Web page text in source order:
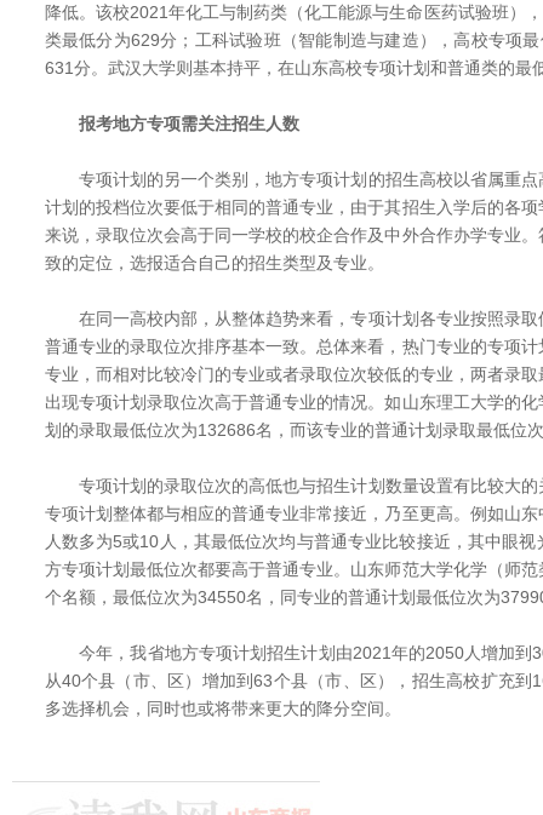
降低。该校2021年化工与制药类（化工能源与生命医药试验班）
类最低分为629分；工科试验班（智能制造与建造），高校专项
631分。武汉大学则基本持平，在山东高校专项计划和普通类的最
报考地方专项需关注招生人数
专项计划的另一个类别，地方专项计划的招生高校以省属重点
计划的投档位次要低于相同的普通专业，由于其招生入学后的各
来说，录取位次会高于同一学校的校企合作及中外合作办学专业
致的定位，选报适合自己的招生类型及专业。
在同一高校内部，从整体趋势来看，专项计划各专业按照录取
普通专业的录取位次排序基本一致。总体来看，热门专业的专项
专业，而相对比较冷门的专业或者录取位次较低的专业，两者录
出现专项计划录取位次高于普通专业的情况。如山东理工大学的
划的录取最低位次为132686名，而该专业的普通计划录取最低位
专项计划的录取位次的高低也与招生计划数量设置有比较大的
专项计划整体都与相应的普通专业非常接近，乃至更高。例如山
人数多为5或10人，其最低位次均与普通专业比较接近，其中眼
方专项计划最低位次都要高于普通专业。山东师范大学化学（师
个名额，最低位次为34550名，同专业的普通计划最低位次为
今年，我省地方专项计划招生计划由2021年的2050人增加到
从40个县（市、区）增加到63个县（市、区），招生高校扩充到
多选择机会，同时也或将带来更大的降分空间。